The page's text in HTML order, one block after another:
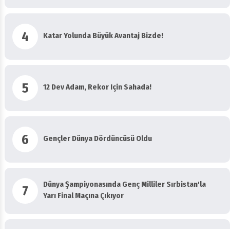
4 Katar Yolunda Büyük Avantaj Bizde!
5 12 Dev Adam, Rekor Için Sahada!
6 Gençler Dünya Dördüncüsü Oldu
7
Dünya Şampiyonasında Genç Milliler Sırbistan'la
Yarı Final Maçına Çıkıyor